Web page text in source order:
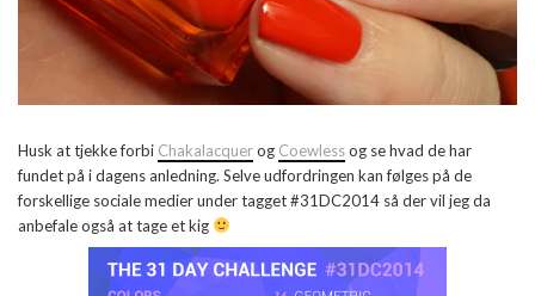
Husk at tjekke forbi Chakalacquerog Coewlessog se hvad de har
fundet på i dagens anledning. Selve udfordringen kan følges på de
forskellige sociale medier under tagget #31DC2014 så der vil jeg da
anbefale også at tage et kig